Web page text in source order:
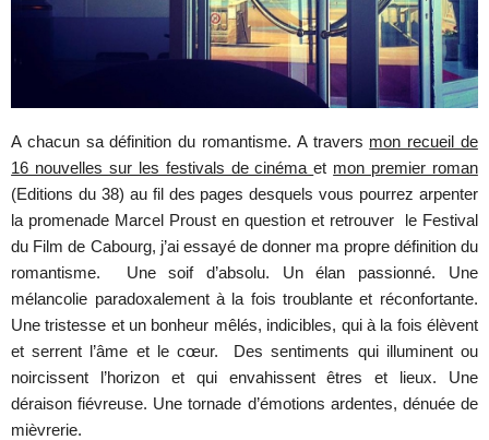
A chacun sa définition du romantisme. A travers mon recueil de
16 nouvelles sur les festivals de cinémaet mon premier roman
(Editions du 38) au fil des pages desquels vous pourrez arpenter
la promenade Marcel Proust en question et retrouver le Festival
du Film de Cabourg, j’ai essayé de donner ma propre définition du
romantisme. Une soif d’absolu. Un élan passionné. Une
mélancolie paradoxalement à la fois troublante et réconfortante.
Une tristesse et un bonheur mêlés, indicibles, qui à la fois élèvent
et serrent l’âme et le cœur. Des sentiments qui illuminent ou
noircissent l’horizon et qui envahissent êtres et lieux. Une
déraison fiévreuse. Une tornade d’émotions ardentes, dénuée de
mièvrerie.